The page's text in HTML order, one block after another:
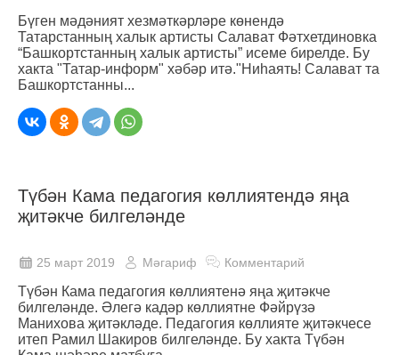
Бүген мәдәният хезмәткәрләре көнендә
Татарстанның халык артисты Салават Фәтхетдиновка
“Башкортстанның халык артисты” исеме бирелде. Бу
хакта "Татар-информ" хәбәр итә."Ниһаять! Салават та
Башкортстанны...
Түбән Кама педагогия көллиятендә яңа
җитәкче билгеләнде
25 март 2019 Мәгариф Комментарий
Түбән Кама педагогия көллиятенә яңа җитәкче
билгеләнде. Әлегә кадәр көллиятне Фәйрүзә
Манихова җитәкләде. Педагогия көллияте җитәкчесе
итеп Рамил Шакиров билгеләнде. Бу хакта Түбән